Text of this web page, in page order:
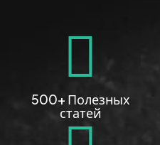
500+ Полезных
статей